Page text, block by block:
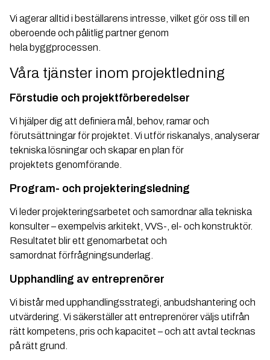
Vi agerar alltid i beställarens intresse, vilket gör oss till en
oberoende och pålitlig partner genom
hela byggprocessen.
Våra tjänster inom projektledning
Förstudie och projektförberedelser
Vi hjälper dig att definiera mål, behov, ramar och
förutsättningar för projektet. Vi utför riskanalys, analyserar
tekniska lösningar och skapar en plan för
projektets genomförande.
Program- och projekteringsledning
Vi leder projekteringsarbetet och samordnar alla tekniska
konsulter – exempelvis arkitekt, VVS-, el- och konstruktör.
Resultatet blir ett genomarbetat och
samordnat förfrågningsunderlag.
Upphandling av entreprenörer
Vi bistår med upphandlingsstrategi, anbudshantering och
utvärdering. Vi säkerställer att entreprenörer väljs utifrån
rätt kompetens, pris och kapacitet – och att avtal tecknas
på rätt grund.